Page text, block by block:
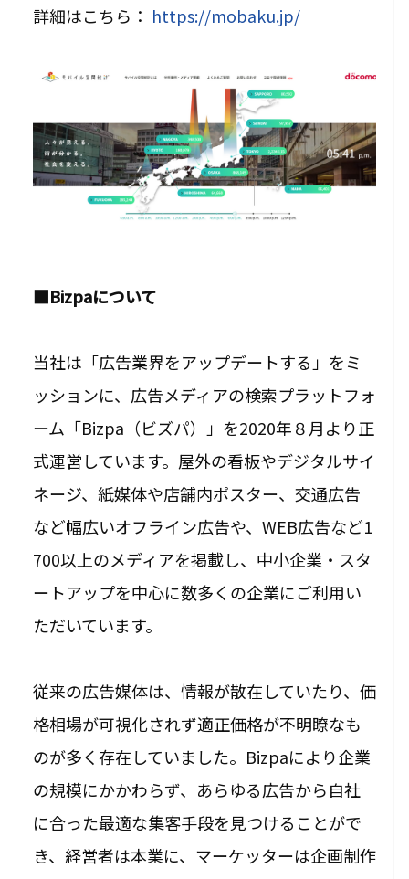
詳細はこちら： https://mobaku.jp/
■Bizpaについて
当社は「広告業界をアップデートする」をミ
ッションに、広告メディアの検索プラットフォ
ーム「Bizpa（ビズパ）」を2020年８月より正
式運営しています。 屋外の看板やデジタルサイ
ネージ、紙媒体や店舗内ポスター、交通広告
など幅広いオフライン広告や、WEB広告など1
700以上のメディアを掲載し、中小企業・スタ
ートアップを中心に数多くの企業にご利用い
ただいています。
従来の広告媒体は、情報が散在していたり、価
格相場が可視化されず適正価格が不明瞭なも
のが多く存在していました。 Bizpaにより企業
の規模にかかわらず、あらゆる広告から自社
に合った最適な集客手段を見つけることがで
き、経営者は本業に、マーケッターは企画制作